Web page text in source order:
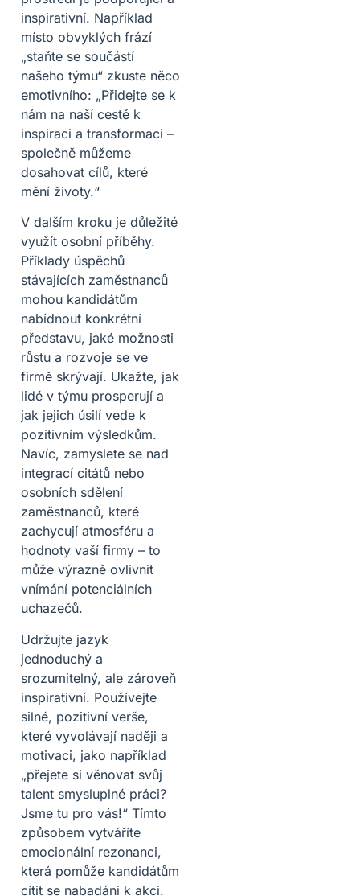
inspirativní. Například
místo obvyklých frází
„staňte se součástí
našeho týmu“ zkuste něco
emotivního: „Přidejte se k
nám na naší cestě k
inspiraci a transformaci –
společně můžeme
dosahovat cílů, které
mění životy.“
V dalším kroku je důležité
využít osobní příběhy.
Příklady úspěchů
stávajících zaměstnanců
mohou kandidátům
nabídnout konkrétní
představu, jaké možnosti
růstu a rozvoje se ve
firmě skrývají. Ukažte, jak
lidé v týmu prosperují a
jak jejich úsilí vede k
pozitivním výsledkům.
Navíc, zamyslete se nad
integrací citátů nebo
osobních sdělení
zaměstnanců, které
zachycují atmosféru a
hodnoty vaší firmy – to
může výrazně ovlivnit
vnímání potenciálních
uchazečů.
Udržujte jazyk
jednoduchý a
srozumitelný, ale zároveň
inspirativní. Používejte
silné, pozitivní verše,
které vyvolávají naději a
motivaci, jako například
„přejete si věnovat svůj
talent smysluplné práci?
Jsme tu pro vás!“ Tímto
způsobem vytváříte
emocionální rezonanci,
která pomůže kandidátům
cítit se nabadáni k akci.